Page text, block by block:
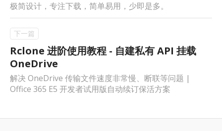
极简设计，专注下载，简单易用，少即是多。
Rclone 进阶使用教程 - 自建私有 API 挂载
OneDrive
解决 OneDrive 传输文件速度非常慢、断联等问题 |
Office 365 E5 开发者试用版自动续订保活方案